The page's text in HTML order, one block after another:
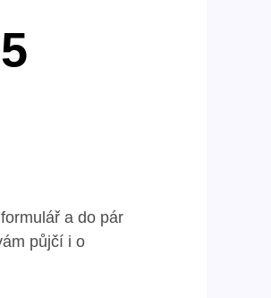
a do pár
půjčí i o